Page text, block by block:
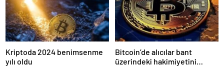
Kriptoda 2024 benimsenme
yılı oldu
Bitcoin’de alıcılar bant
üzerindeki hakimiyetini